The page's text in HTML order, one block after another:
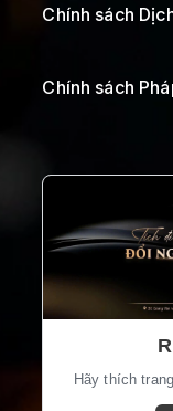
Chính sách
Chính sách
Hãy thích